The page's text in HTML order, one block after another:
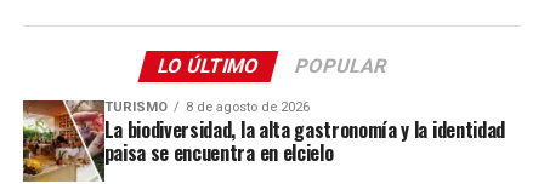
LO ÚLTIMO POPULAR
TURISMO 8 de agosto de 2026
La biodiversidad, la alta gastronomía y la identidad
paisa se encuentra en elcielo